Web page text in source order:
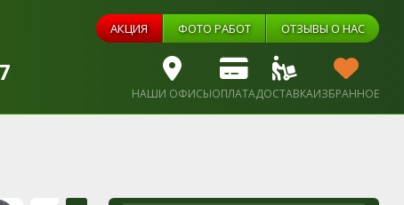
АКЦИЯ ФОТО РАБОТ ОТЗЫВЫ О НАС
НАШИ ОФИСЫОПЛАТАДОСТАВКАИЗБРАННОЕ